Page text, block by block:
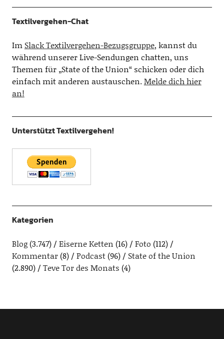
Textilvergehen-Chat
Im Slack Textilvergehen-Bezugsgruppe, kannst du
während unserer Live-Sendungen chatten, uns
Themen für „State of the Union“ schicken oder dich
einfach mit anderen austauschen.Melde dich hier
an!
Unterstützt Textilvergehen!
Kategorien
Blog(3.747) Eiserne Ketten (16) Foto (112)
Kommentar(8) Podcast(96)
State of the Union
(2.890)
Teve Tor des Monats (4)